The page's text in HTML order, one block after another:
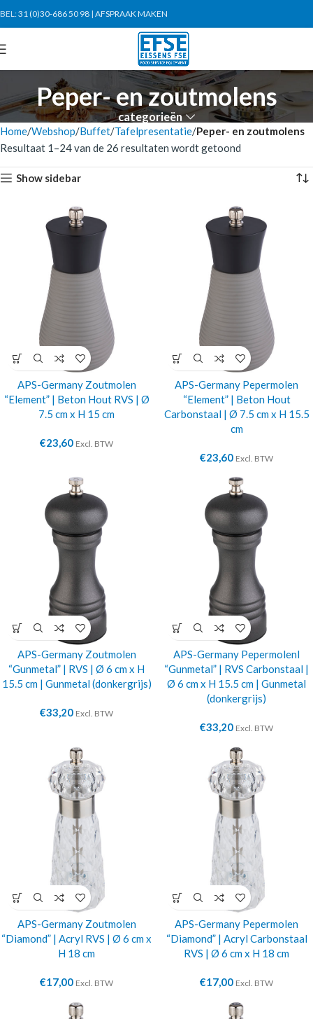
BEL:31 (0)30-686 50 98 | AFSPRAAK MAKEN
Peper- en zoutmolens
categorieën
Home Webshop Buffet Tafelpresentatie Peper- en zoutmolens
Resultaat 1–24 van de 26 resultaten wordt getoond
Show sidebar
APS-Germany Zoutmolen
“Element” | Beton Hout RVS | Ø
7.5 cm x H 15 cm
€23,60 Excl. BTW
APS-Germany Pepermolen
“Element” | Beton Hout
Carbonstaal | Ø 7.5 cm x H 15.5
cm
€23,60 Excl. BTW
APS-Germany Zoutmolen
“Gunmetal” | RVS | Ø 6 cm x H
15.5 cm | Gunmetal (donkergrijs)
€33,20 Excl. BTW
APS-Germany Pepermolenl
“Gunmetal” | RVS Carbonstaal |
Ø 6 cm x H 15.5 cm | Gunmetal
(donkergrijs)
€33,20 Excl. BTW
APS-Germany Zoutmolen
“Diamond” | Acryl RVS | Ø 6 cm x
H 18 cm
€17,00 Excl. BTW
APS-Germany Pepermolen
“Diamond” | Acryl Carbonstaal
RVS | Ø 6 cm x H 18 cm
€17,00 Excl. BTW